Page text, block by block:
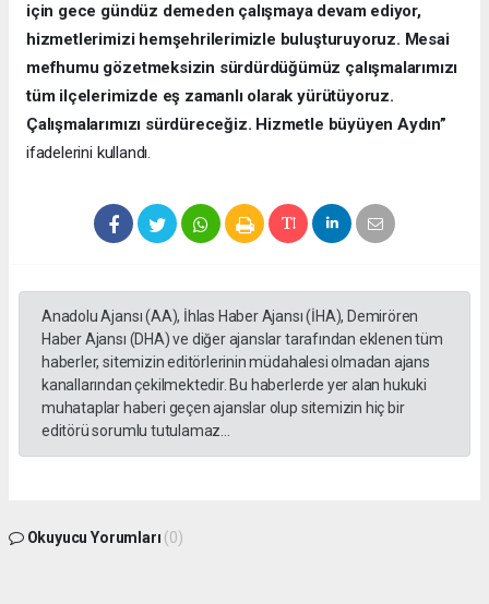
için gece gündüz demeden çalışmaya devam ediyor,
hizmetlerimizi hemşehrilerimizle buluşturuyoruz. Mesai
mefhumu gözetmeksizin sürdürdüğümüz çalışmalarımızı
tüm ilçelerimizde eş zamanlı olarak yürütüyoruz.
Çalışmalarımızı sürdüreceğiz. Hizmetle büyüyen Aydın”
ifadelerini kullandı.
Anadolu Ajansı (AA), İhlas Haber Ajansı (İHA), Demirören
Haber Ajansı (DHA) ve diğer ajanslar tarafından eklenen tüm
haberler, sitemizin editörlerinin müdahalesi olmadan ajans
kanallarından çekilmektedir. Bu haberlerde yer alan hukuki
muhataplar haberi geçen ajanslar olup sitemizin hiç bir
editörü sorumlu tutulamaz...
Okuyucu Yorumları (0)